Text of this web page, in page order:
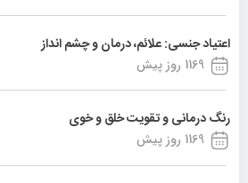
اعتیاد جنسی: علائم، درمان و چشم انداز
1169 روز پیش
رنگ درمانی و تقویت خلق و خوی
1169 روز پیش